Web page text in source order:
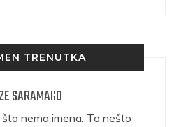
TRENUTKA
SARAMAGO
nema imena. To nešto